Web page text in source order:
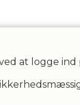
at logge ind